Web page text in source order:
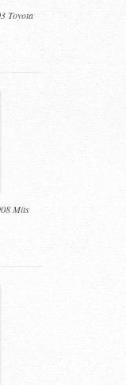
Toyota
Mits